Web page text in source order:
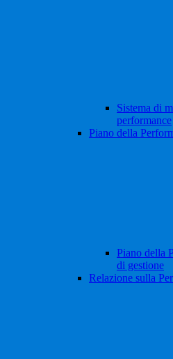
Sistema di
performance
Piano della
Piano della
di gestione
Relazione sulla